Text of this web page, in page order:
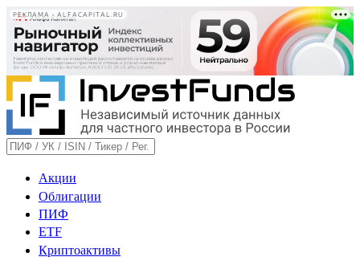
РЕКЛАМА • ALFACAPITAL.RU
Акции
Облигации
ПИФ
ETF
Криптоактивы